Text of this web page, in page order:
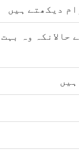
دیکھتے ہیں
حالانکہ وہ